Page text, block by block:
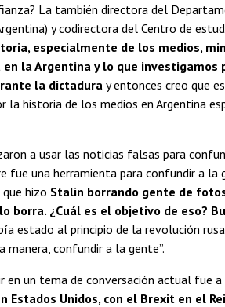
La también directora del
y codirectora del Centro de
especialmente de los medios,
la Argentina y lo que investigamos
la dictadura y entonces creo que
la historia de los medios en Argentina
a usar las noticias falsas para
fue una herramienta para confundir a la
hizo Stalin borrando gente de
borra. ¿Cuál es el objetivo de eso?
estado al principio de la revolución
confundir a la gente”.
en un tema de conversación actual fue
Estados Unidos, con el Brexit en el